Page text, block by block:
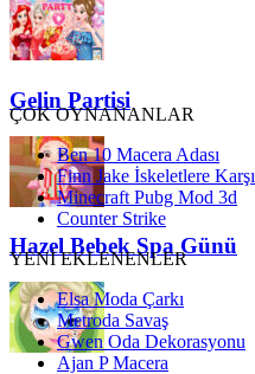
Gelin Partisi
Hazel Bebek Spa Günü
ÇOK OYNANANLAR
Ben 10 Macera Adası
Finn Jake İskeletlere Karşı
Minecraft Pubg Mod 3d
Counter Strike
YENİ EKLENENLER
Elsa Moda Çarkı
Metroda Savaş
Gwen Oda Dekorasyonu
Ajan P Macera